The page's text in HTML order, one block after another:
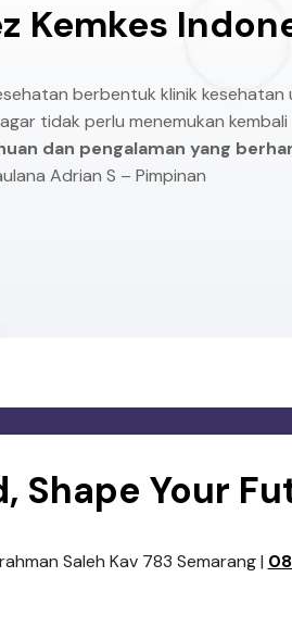
Kemkes
berbentuk klinik
tidak perlu menemukan
dan pengalaman yang
Adrian S – Pimpinan
Shape Your
Saleh Kav 783 Semarang |